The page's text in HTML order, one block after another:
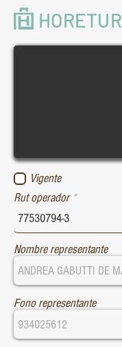
HORETUR
Vigente
Rut operador
Nombre representante
Fono representante